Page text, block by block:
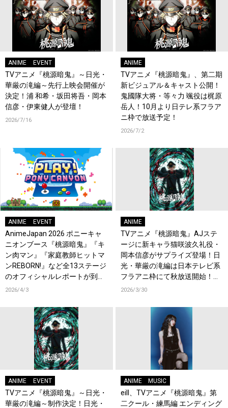
ANIME EVENT
TVアニメ『桃源暗鬼』～日光・
華厳の滝編～先行上映会開催が
決定！浦 和希・坂田将吾・岡本
信彦・伊東健人が登壇！
2026/7/16
ANIME
TVアニメ『桃源暗鬼』、第二期
新ビジュアル＆キャスト公開！
鬼國隊大将・等々力 颯役は梶原
岳人！10月より日テレ系フラア
ニ枠で放送予定！
2026/7/2
ANIME EVENT
AnimeJapan 2026 ポニーキャ
ニオンブース『桃源暗鬼』『キ
ン肉マン』『家庭教師ヒットマ
ンREBORN!』など全13ステージ
のオフィシャルレポートが到
着！
2026/4/3
ANIME
TVアニメ『桃源暗鬼』AJステ
ージに新キャラ猫咲波久礼役・
岡本信彦がサプライズ登場！日
光・華厳の滝編は日本テレビ系
フラアニ枠にて秋放送開始！印
南 幽役に伊東健人が決定！
2026/3/30
ANIME EVENT
TVアニメ『桃源暗鬼』～日光・
華厳の滝編～制作決定！日光・
ANIME MUSIC
eill、TVアニメ『桃源暗鬼』第
二クール・練馬編 エンディング